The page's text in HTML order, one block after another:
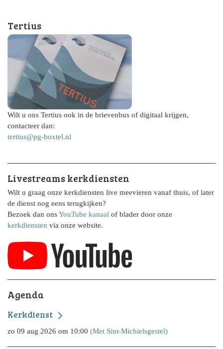
Tertius
Wilt u ons Tertius ook in de brievenbus of digitaal krijgen,
contacteer dan:
tertius@pg-boxtel.nl
Livestreams kerkdiensten
Wilt u graag onze kerkdiensten live meevieren vanaf thuis, of later
de dienst nog eens terugkijken?
Bezoek dan onsYouTube kanaal of blader door onze
kerkdiensten via onze website.
Agenda
Kerkdienst
zo 09 aug 2026 om 10:00 (Met Sint-Michielsgestel)